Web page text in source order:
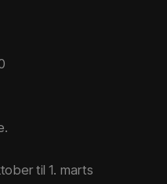
til 1. marts